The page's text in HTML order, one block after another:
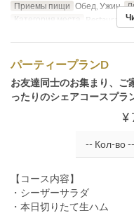
Приемы пищи Обед, Ужин
Категория места
Restaurant
パーティープランD
お友達同士のお集まり、ご
ったりのシェアコースプラ
¥
【コース内容】
・シーザーサラダ
・本日切りたて生ハム